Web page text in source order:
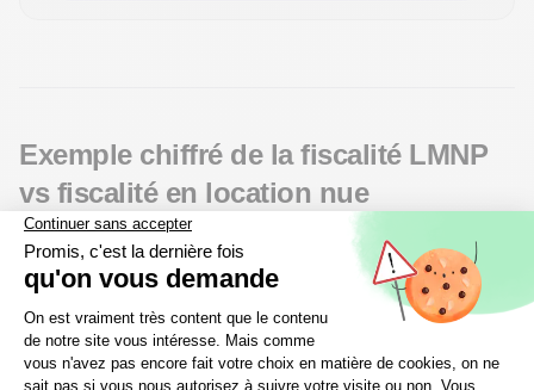
Exemple chiffré de la fiscalité LMNP
vs fiscalité en location nue
Vous achetez un bien immobilier d’une valeur de 200 000
euros. Le loyer est supérieur de 15 % par rapport à la
location nue. Vous réalisez des
travaux d’un montant de
20 000 euros . Les intérêts d’emprunt s'élèvent à950
euros par an,et les charges à 1 500 euros par an. Vous
relevez de la tranche marginale d’imposition de 30 %